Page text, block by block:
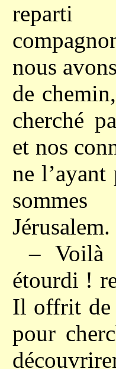
nous
de
cherché
et nos
ne l’ayant
Jérusalem.
– Voilà
étourdi !
Il offrit de
pour